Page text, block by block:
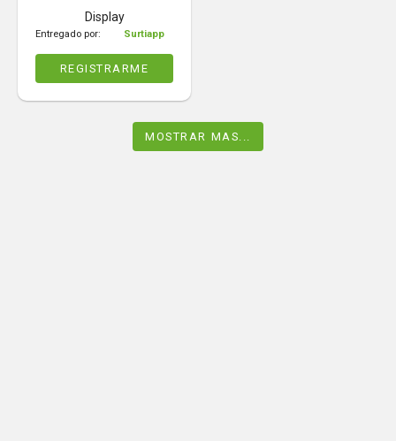
Display
Entregado por: Surtiapp
REGISTRARME
MOSTRAR MAS...